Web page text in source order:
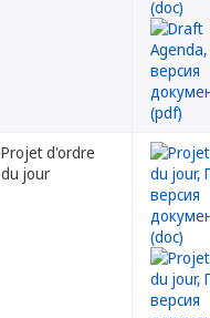
Projet d'ordre
du jour